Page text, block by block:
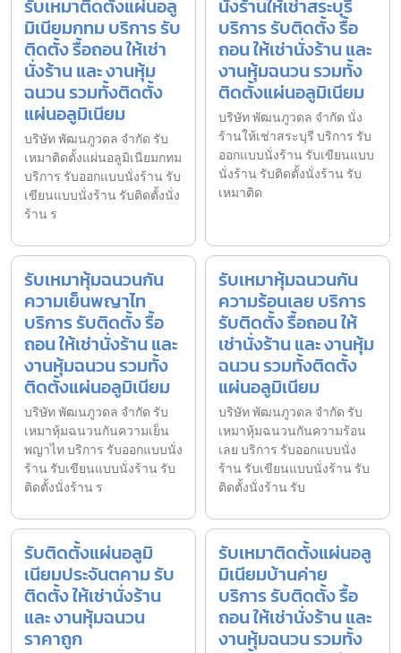
รับเหมาติดตั้งแผ่นอลู
มิเนียมกทม บริการ รับ
ติดตั้ง รื้อถอน ให้เช่า
นั่งร้าน และ งานหุ้ม
ฉนวน รวมทั้งติดตั้ง
แผ่นอลูมิเนียม
บริษัท พัฒนภูวดล จำกัด รับ
เหมาติดตั้งแผ่นอลูมิเนียมกทม
บริการ รับออกแบบนั่งร้าน รับ
เขียนแบบนั่งร้าน รับติดตั้งนั่ง
ร้าน ร
นั่งร้านให้เช่าสระบุรี
บริการ รับติดตั้ง รื้อ
ถอน ให้เช่านั่งร้าน และ
งานหุ้มฉนวน รวมทั้ง
ติดตั้งแผ่นอลูมิเนียม
บริษัท พัฒนภูวดล จำกัด นั่ง
ร้านให้เช่าสระบุรี บริการ รับ
ออกแบบนั่งร้าน รับเขียนแบบ
นั่งร้าน รับติดตั้งนั่งร้าน รับ
เหมาติด
รับเหมาหุ้มฉนวนกัน
ความเย็นพญาไท
บริการ รับติดตั้ง รื้อ
ถอน ให้เช่านั่งร้าน และ
งานหุ้มฉนวน รวมทั้ง
ติดตั้งแผ่นอลูมิเนียม
บริษัท พัฒนภูวดล จำกัด รับ
เหมาหุ้มฉนวนกันความเย็น
พญาไท บริการ รับออกแบบนั่ง
ร้าน รับเขียนแบบนั่งร้าน รับ
ติดตั้งนั่งร้าน ร
รับเหมาหุ้มฉนวนกัน
ความร้อนเลย บริการ
รับติดตั้ง รื้อถอน ให้
เช่านั่งร้าน และ งานหุ้ม
ฉนวน รวมทั้งติดตั้ง
แผ่นอลูมิเนียม
บริษัท พัฒนภูวดล จำกัด รับ
เหมาหุ้มฉนวนกันความร้อน
เลย บริการ รับออกแบบนั่ง
ร้าน รับเขียนแบบนั่งร้าน รับ
ติดตั้งนั่งร้าน รับ
รับติดตั้งแผ่นอลูมิ
เนียมประจันตคาม รับ
ติดตั้ง ให้เช่านั่งร้าน
และ งานหุ้มฉนวน
ราคาถูก
รับเหมาติดตั้งแผ่นอลู
มิเนียมบ้านค่าย
บริการ รับติดตั้ง รื้อ
ถอน ให้เช่านั่งร้าน และ
งานหุ้มฉนวน รวมทั้ง